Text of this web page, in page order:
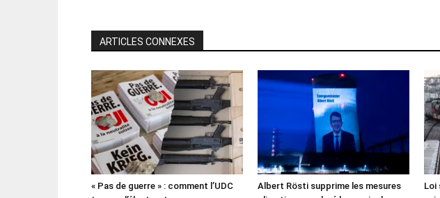
ARTICLES CONNEXES
« Pas de guerre » : comment l’UDC
Albert Rösti supprime les mesures
Loi